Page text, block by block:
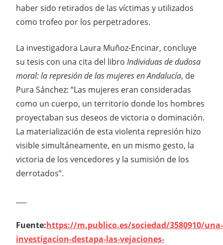
haber sido retirados de las víctimas y utilizados
como trofeo por los perpetradores.
La investigadora Laura Muñoz-Encinar, concluye
su tesis con una cita del libro Individuas de dudosa
moral: la represión de las mujeres en Andalucía, de
Pura Sánchez: “Las mujeres eran consideradas
como un cuerpo, un territorio donde los hombres
proyectaban sus deseos de victoria o dominación.
La materialización de esta violenta represión hizo
visible simultáneamente, en un mismo gesto, la
victoria de los vencedores y la sumisión de los
derrotados”.
Fuente:https://m.publico.es/sociedad/3580910/una-
investigacion-destapa-las-vejaciones-